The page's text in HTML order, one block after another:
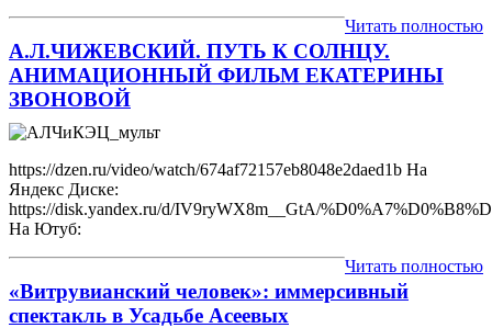
Читать полностью
А.Л.ЧИЖЕВСКИЙ. ПУТЬ К СОЛНЦУ.
АНИМАЦИОННЫЙ ФИЛЬМ ЕКАТЕРИНЫ
ЗВОНОВОЙ
https://dzen.ru/video/watch/674af72157eb8048e2daed1b На
Яндекс Диске:
https://disk.yandex.ru/d/IV9ryWX8m__GtA/
На Ютуб:
Читать полностью
«Витрувианский человек»: иммерсивный
спектакль в Усадьбе Асеевых